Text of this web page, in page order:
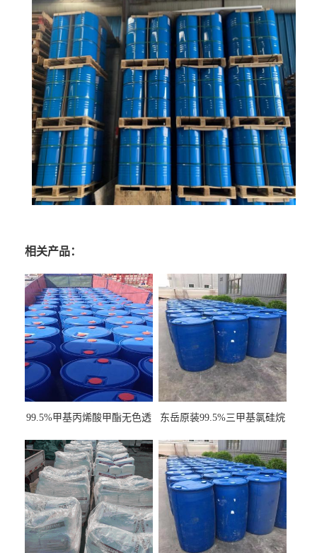
相关产品：
99.5%甲基丙烯酸甲酯无色透
东岳原装99.5%三甲基氯硅烷